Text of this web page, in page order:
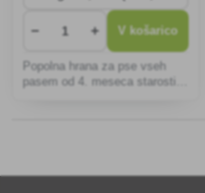
− + V košarico
Popolna hrana za pse vseh
pasem od 4. meseca starosti